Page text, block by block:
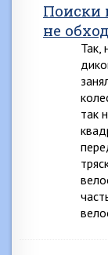
Поиски
не
Так,
так